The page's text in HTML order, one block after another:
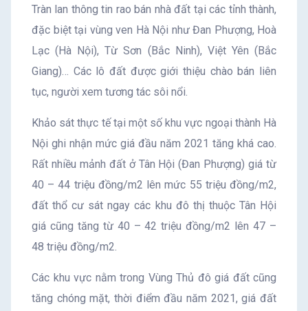
Tràn lan thông tin rao bán nhà đất tại các tỉnh thành,
đặc biệt tại vùng ven Hà Nội như Đan Phượng, Hoà
Lạc (Hà Nội), Từ Sơn (Bắc Ninh), Việt Yên (Bắc
Giang)… Các lô đất được giới thiệu chào bán liên
tục, người xem tương tác sôi nổi.
Khảo sát thực tế tại một số khu vực ngoại thành Hà
Nội ghi nhận mức giá đầu năm 2021 tăng khá cao.
Rất nhiều mảnh đất ở Tân Hội (Đan Phượng) giá từ
40 – 44 triệu đồng/m2 lên mức 55 triệu đồng/m2,
đất thổ cư sát ngay các khu đô thị thuộc Tân Hội
giá cũng tăng từ 40 – 42 triệu đồng/m2 lên 47 –
48 triệu đồng/m2.
Các khu vực nằm trong Vùng Thủ đô giá đất cũng
tăng chóng mặt, thời điểm đầu năm 2021, giá đất